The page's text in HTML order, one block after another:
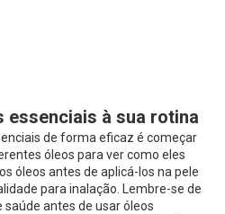
essenciais à sua rotina
de forma eficaz é começar
óleos para ver como eles
óleos antes de aplicá-los na pele
para inalação. Lembre-se de
antes de usar óleos